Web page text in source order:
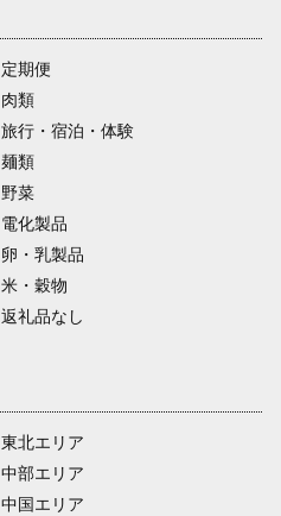
定期便
肉類
旅行・宿泊・体験
麺類
野菜
電化製品
卵・乳製品
米・穀物
返礼品なし
東北エリア
中部エリア
中国エリア